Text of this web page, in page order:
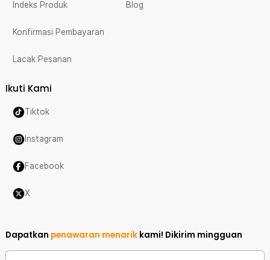
Indeks Produk
Konfirmasi Pembayaran
Lacak Pesanan
Blog
Ikuti Kami
Tiktok
Instagram
Facebook
X
Dapatkan penawaran menarik kami! Dikirim mingguan